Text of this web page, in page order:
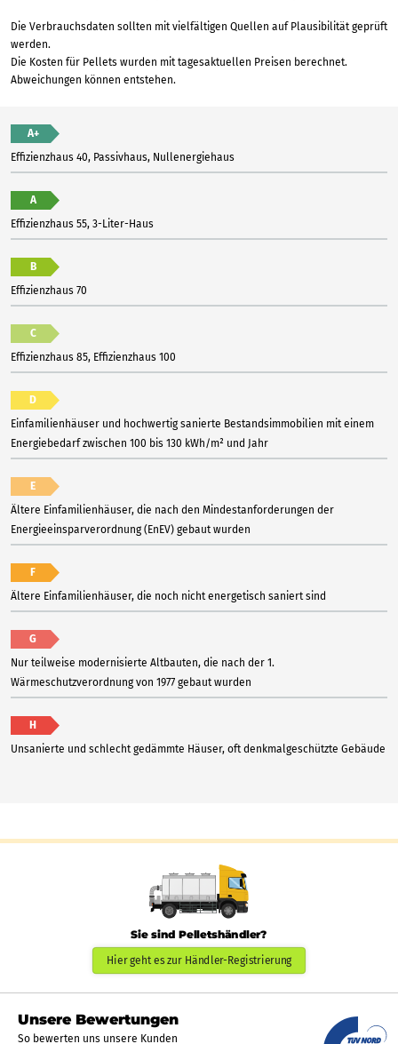
Die Verbrauchsdaten sollten mit vielfältigen Quellen auf Plausibilität geprüft
werden.
Die Kosten für Pellets wurden mit tagesaktuellen Preisen berechnet.
Abweichungen können entstehen.
A+
Effizienzhaus 40, Passivhaus, Nullenergiehaus
A
Effizienzhaus 55, 3-Liter-Haus
B
Effizienzhaus 70
C
Effizienzhaus 85, Effizienzhaus 100
D
Einfamilienhäuser und hochwertig sanierte Bestandsimmobilien mit einem
Energiebedarf zwischen 100 bis 130 kWh/m² und Jahr
E
Ältere Einfamilienhäuser, die nach den Mindestanforderungen der
Energieeinsparverordnung (EnEV) gebaut wurden
F
Ältere Einfamilienhäuser, die noch nicht energetisch saniert sind
G
Nur teilweise modernisierte Altbauten, die nach der 1.
Wärmeschutzverordnung von 1977 gebaut wurden
H
Unsanierte und schlecht gedämmte Häuser, oft denkmalgeschützte Gebäude
Sie sind Pelletshändler?
Hier geht es zur Händler-Registrierung
Unsere Bewertungen
So bewerten uns unsere Kunden